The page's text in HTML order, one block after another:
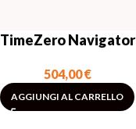
TimeZero Navigator
504,00€
AGGIUNGI AL CARRELLO